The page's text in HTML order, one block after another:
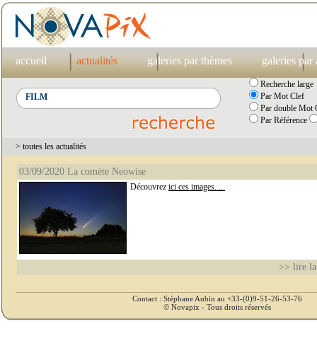
accueil actualités galeries par thèmes galeries par
Recherche large
Par Mot Clef
Par double Mot
Par Référence
> toutes les actualités
03/09/2020 La comète Neowise
Découvrez ici ces images. ...
>> lire
Contact : Stéphane Aubin au +33-(0)9-51-26-53-76
© Novapix - Tous droits réservés